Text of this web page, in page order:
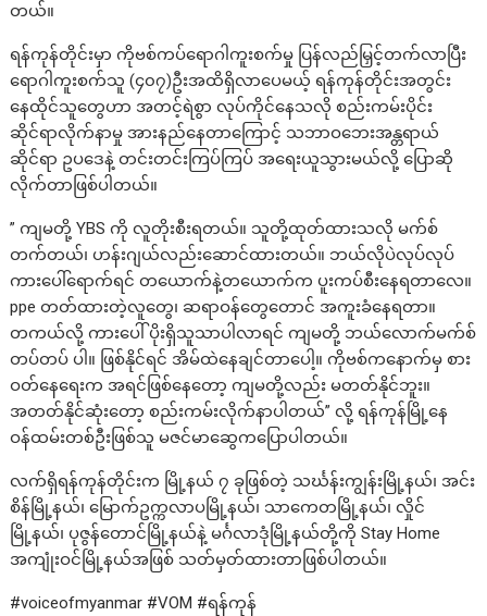
တယ်။
ရန်ကုန်တိုင်းမှာ ကိုဗစ်ကပ်ရောဂါကူးစက်မှု ပြန်လည်မြှင့်တက်လာပြီး
ရောဂါကူးစက်သူ (၄၀၇)ဦးအထိရှိလာပေမယ့် ရန်ကုန်တိုင်းအတွင်း
နေထိုင်သူတွေဟာ အတင့်ရဲစွာ လုပ်ကိုင်နေသလို စည်းကမ်းပိုင်း
ဆိုင်ရာလိုက်နာမှု အားနည်နေတာကြောင့် သဘာဝဘေးအန္တရာယ်
ဆိုင်ရာ ဥပဒေနဲ့ တင်းတင်းကြပ်ကြပ် အရေးယူသွားမယ်လို့ ပြောဆို
လိုက်တာဖြစ်ပါတယ်။
” ကျမတို့ YBS ကို လူတိုးစီးရတယ်။ သူတို့ထုတ်ထားသလို မက်စ်
တက်တယ်၊ ဟန်းဂျယ်လည်းဆောင်ထားတယ်။ ဘယ်လိုပဲလုပ်လုပ်
ကားပေါ်ရောက်ရင် တယောက်နဲ့တယောက်က ပူးကပ်စီးနေရတာလေ။
ppe တတ်ထားတဲ့လူတွေ၊ ဆရာဝန်တွေတောင် အကူးခံနေရတာ။
တကယ်လို့ ကားပေါ် ပိုးရှိသူသာပါလာရင် ကျမတို့ ဘယ်လောက်မက်စ်
တပ်တပ် ပါ။ ဖြစ်နိုင်ရင် အိမ်ထဲနေချင်တာပေါ့။ ကိုဗစ်ကနောက်မှ စား
ဝတ်နေရေးက အရင်ဖြစ်နေတော့ ကျမတို့လည်း မတတ်နိုင်ဘူး။
အတတ်နိုင်ဆုံးတော့ စည်းကမ်းလိုက်နာပါတယ်” လို့ ရန်ကုန်မြို့နေ
ဝန်ထမ်းတစ်ဦးဖြစ်သူ မဇင်မာဆွေကပြောပါတယ်။
လက်ရှိရန်ကုန်တိုင်းက မြို့နယ် ၇ ခုဖြစ်တဲ့ သင်္ဃန်းကျွန်းမြို့နယ်၊ အင်း
စိန်မြို့နယ်၊ မြောက်ဥက္ကလာပမြို့နယ်၊ သာကေတမြို့နယ်၊ လှိုင်
မြို့နယ်၊ ပုဇွန်တောင်မြို့နယ်နဲ့ မင်္ဂလာဒုံမြို့နယ်တို့ကို Stay Home
အကျုံးဝင်မြို့နယ်အဖြစ် သတ်မှတ်ထားတာဖြစ်ပါတယ်။
#voiceofmyanmar #VOM #ရန်ကုန်